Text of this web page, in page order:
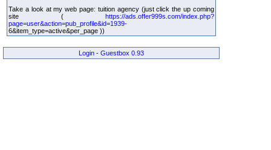
Take a look at my web page: tuition agency (just click the up coming
site ( https://ads.offer999s.com/index.php?
page=user&action=pub_profile&id=1939-
6&item_type=active&per_page ))
Login - Guestbox 0.93